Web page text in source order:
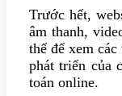
Trước hết,
âm thanh,
thể để xem
phát triển của
toán online.